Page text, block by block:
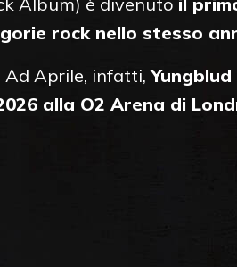
rock nello stesso
Ad Aprile, infatti,Yungblud
alla O2 Arena di